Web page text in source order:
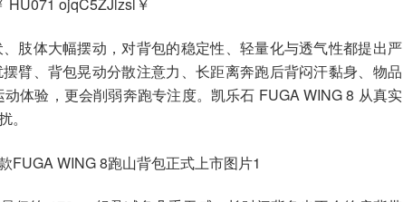
肢体大幅摆动，对背包的稳定性、轻量化与透气性都提出严
臂、背包晃动分散注意力、长距离奔跑后背闷汗黏身、物品
体验，更会削弱奔跑专注度。凯乐石 FUGA WING 8 从真实